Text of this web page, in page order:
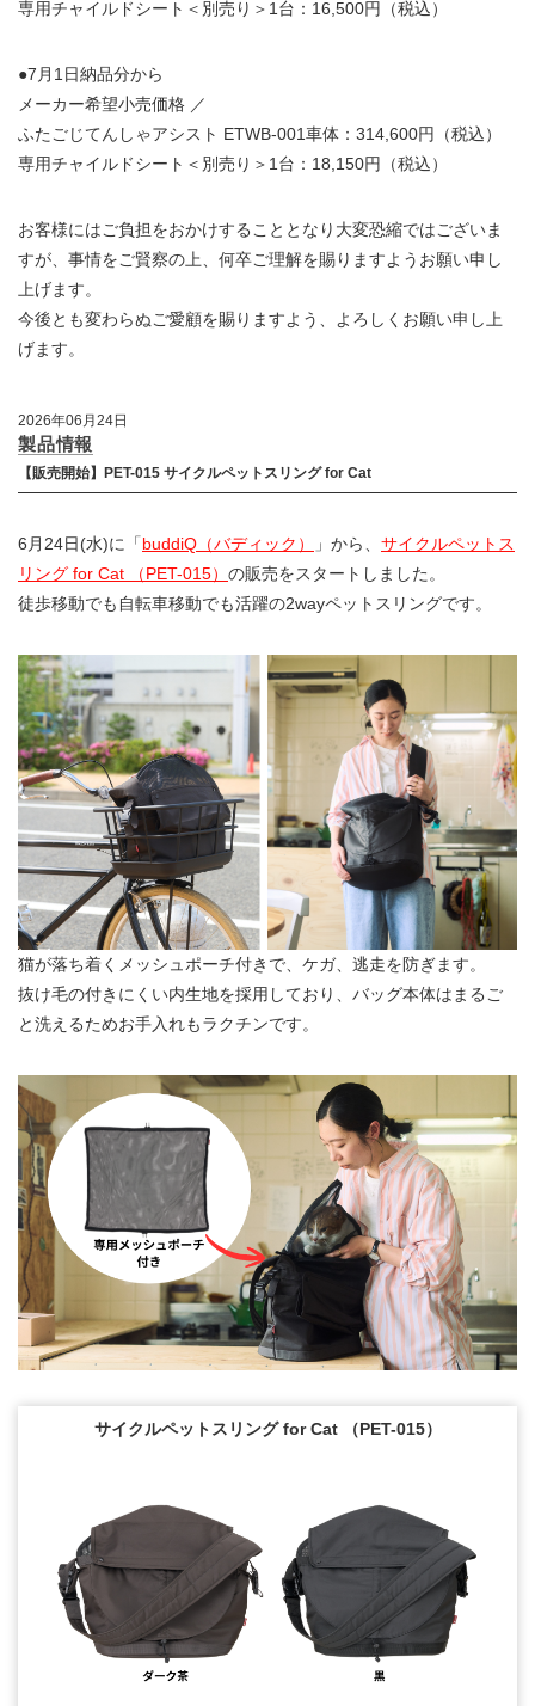
専用チャイルドシート＜別売り＞1台：16,500円（税込）
●7月1日納品分から
メーカー希望小売価格 ／
ふたごじてんしゃアシスト ETWB-001車体：314,600円（税込）
専用チャイルドシート＜別売り＞1台：18,150円（税込）
お客様にはご負担をおかけすることとなり大変恐縮ではございま
すが、事情をご賢察の上、何卒ご理解を賜りますようお願い申し
上げます。
今後とも変わらぬご愛顧を賜りますよう、よろしくお願い申し上
げます。
2026年06月24日
製品情報
【販売開始】PET-015 サイクルペットスリング for Cat
6月24日(水)に「buddiQ（バディック） 」から、 サイクルペットス
リング for Cat （PET-015） の販売をスタートしました。
徒歩移動でも自転車移動でも活躍の2wayペットスリングです。
猫が落ち着くメッシュポーチ付きで、ケガ、逃走を防ぎます。
抜け毛の付きにくい内生地を採用しており、バッグ本体はまるご
と洗えるためお手入れもラクチンです。
サイクルペットスリング for Cat （PET-015）